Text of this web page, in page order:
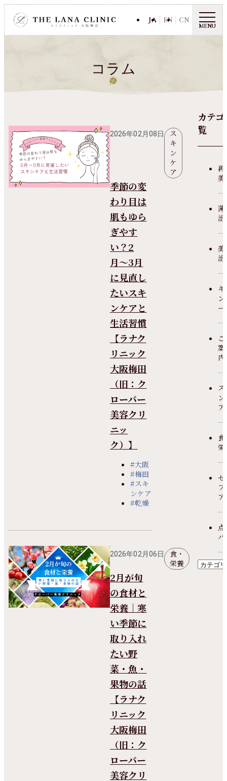
JA EN CN
MENU
コラム
2026年02月08日
ス
キ
ン
ケ
ア
季節の変
わり目は
肌もゆら
ぎやす
い？2
月〜3月
に見直し
たいスキ
ンケアと
生活習慣
【ラナク
リニック
大阪梅田
（旧：ク
ローバー
美容クリ
ニッ
ク）】
#大阪
#梅田
#スキ
ンケア
#乾燥
2026年02月06日
食・
栄養
2月が旬
の食材と
栄養｜寒
い季節に
取り入れ
たい野
菜・魚・
果物の話
【ラナク
リニック
大阪梅田
（旧：ク
ローバー
美容クリ
カテ
覧
再
美
薄
治
美
治
キ
ー
ご
案
内
ス
ア
食
栄
セ
ア
点
パ